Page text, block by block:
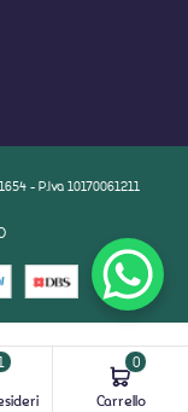
Carrello
0
- P.Iva 10170061211